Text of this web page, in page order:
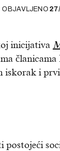
OBJAVLJENO
inicijativa
iskorak i
postojeći